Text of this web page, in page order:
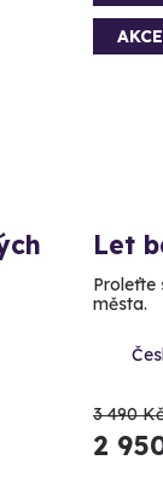
AKCE
Let
Proleťte
města.
3 490 Kč
2